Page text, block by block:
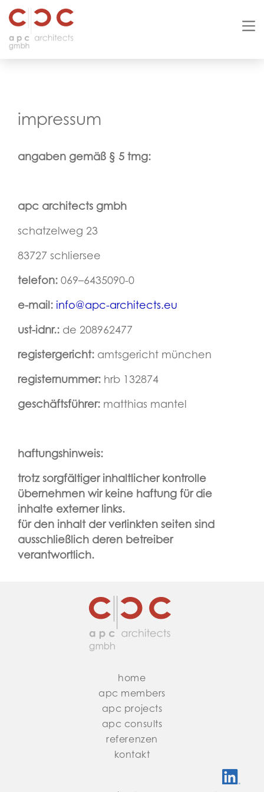
impressum
angaben gemäß § 5 tmg:
apc architects gmbh
schatzelweg 23
83727 schliersee
telefon: 069–6435090-0
e-mail: info@apc-architects.eu
ust-idnr.: de 208962477
registergericht: amtsgericht münchen
registernummer: hrb 132874
geschäftsführer: matthias mantel
haftungshinweis:
trotz sorgfältiger inhaltlicher kontrolle
übernehmen wir keine haftung für die
inhalte externer links.
für den inhalt der verlinkten seiten sind
ausschließlich deren betreiber
verantwortlich.
home
apc members
apc projects
apc consults
referenzen
kontakt